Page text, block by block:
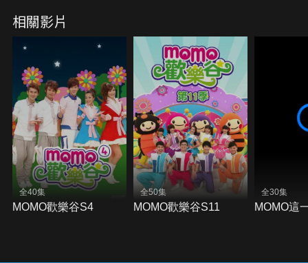
相關影片
全40集
MOMO歡樂谷S4
全50集
MOMO歡樂谷S11
全30集
MOMO這